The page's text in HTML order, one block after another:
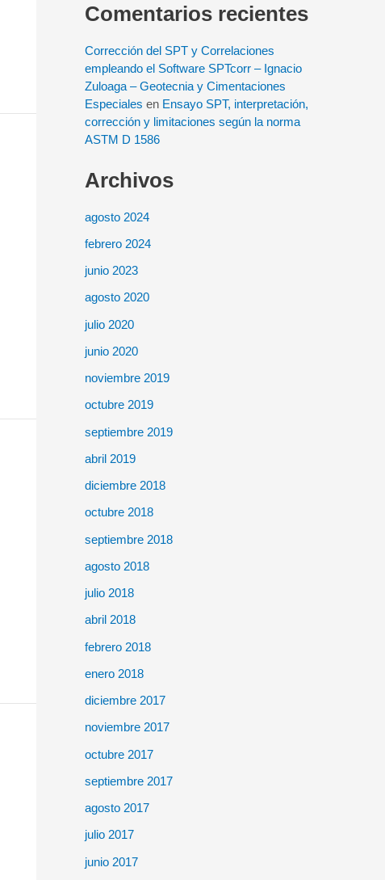
Comentarios recientes
Corrección del SPT y Correlaciones
empleando el Software SPTcorr – Ignacio
Zuloaga – Geotecnia y Cimentaciones
Especiales en Ensayo SPT, interpretación,
corrección y limitaciones según la norma
ASTM D 1586
Archivos
agosto 2024
febrero 2024
junio 2023
agosto 2020
julio 2020
junio 2020
noviembre 2019
octubre 2019
septiembre 2019
abril 2019
diciembre 2018
octubre 2018
septiembre 2018
agosto 2018
julio 2018
abril 2018
febrero 2018
enero 2018
diciembre 2017
noviembre 2017
octubre 2017
septiembre 2017
agosto 2017
julio 2017
junio 2017